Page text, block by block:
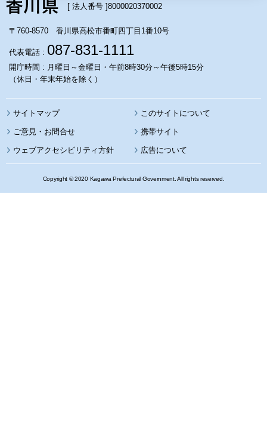
[ 法人番号 ]8000020370002
〒760-8570 香川県高松市番町四丁目1番10号
代表電話 : 087-831-1111
開庁時間 : 月曜日～金曜日・午前8時30分～午後5時15分
（休日・年末年始を除く）
サイトマップ このサイトについて
携帯サイト
ウェブアクセシビリティ方針 広告について
Copyright © 2020 Kagawa Prefectural Government. All rights reserved.